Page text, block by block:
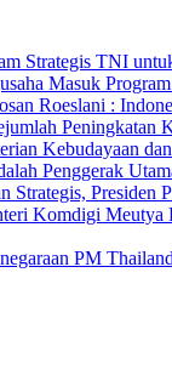
Strategis TNI
Masuk Program
Roeslani :
Peningkatan
Kebudayaan
Penggerak
Strategis,
Komdigi Meutya
PM Thailand